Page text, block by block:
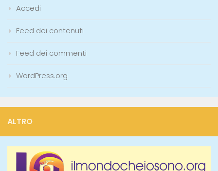
Accedi
Feed dei contenuti
Feed dei commenti
WordPress.org
ALTRO